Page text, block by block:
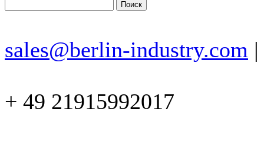
sales@berlin-industry.com |
+ 49 21915992017